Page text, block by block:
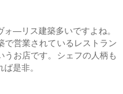
―リス建築多いですよね。
営業されているレストラン
うお店です。シェフの人柄も
是非。